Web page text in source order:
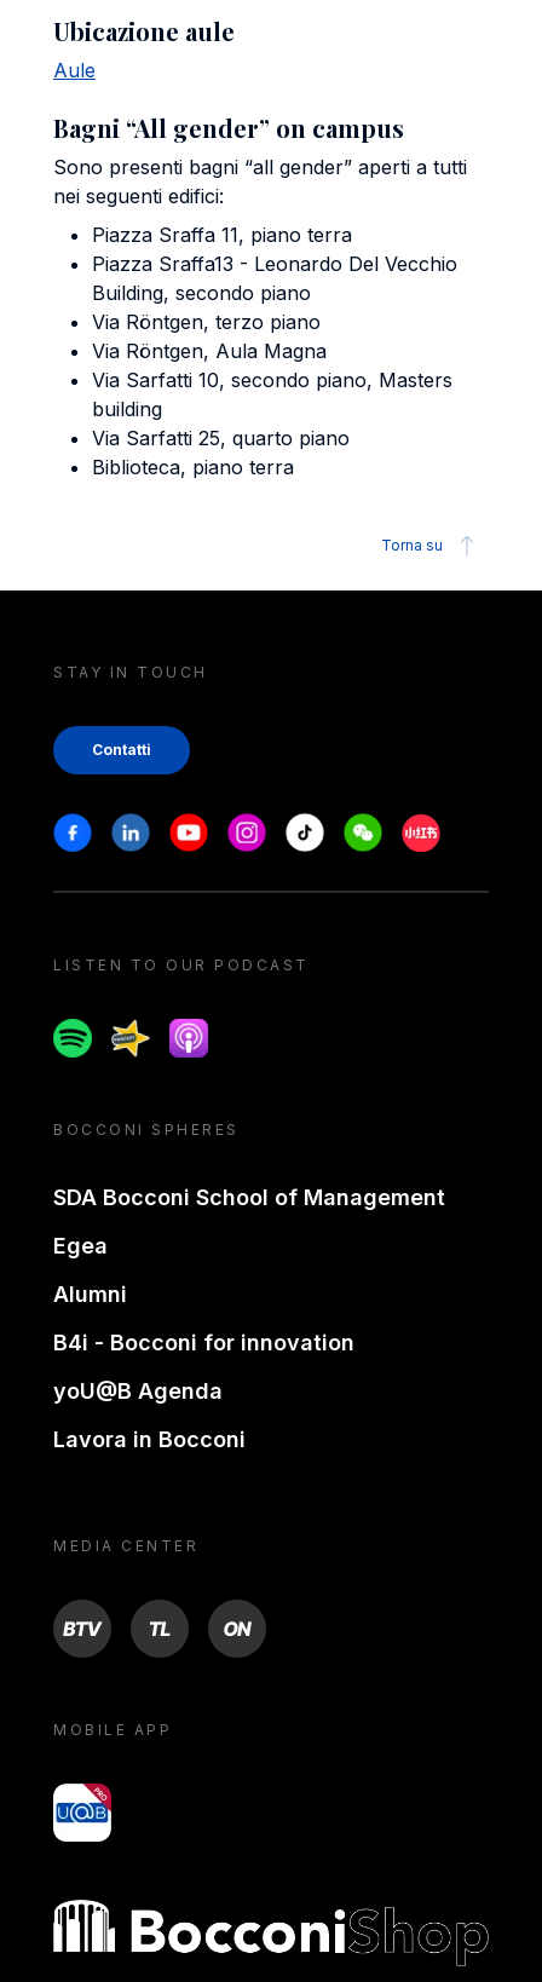
Ubicazione aule
Aule
Bagni “All gender” on campus
Sono presenti bagni “all gender” aperti a tutti
nei seguenti edifici:
Piazza Sraffa 11, piano terra
Piazza Sraffa13 - Leonardo Del Vecchio
Building, secondo piano
Via Röntgen, terzo piano
Via Röntgen, Aula Magna
Via Sarfatti 10, secondo piano, Masters
building
Via Sarfatti 25, quarto piano
Biblioteca, piano terra
Torna su
STAY IN TOUCH
Contatti
Stay in touch
FacebookLinkedinYoutubeInstagram
Tiktok WeechatXiaohongshu/
LISTEN TO OUR PODCAST
SpotifySpreakerApple podcast
BOCCONI SPHERES
SDA Bocconi School of Management
Egea
Alumni
B4i - Bocconi for innovation
yoU@B Agenda
Lavora in Bocconi
MEDIA CENTER
BTV TL ON
MOBILE APP
yoU@B
Bocconi shop